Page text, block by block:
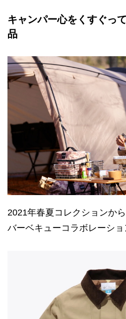
キャンパー心をくすぐっ
品
2021年春夏コレクションか
バーベキューコラボレーショ